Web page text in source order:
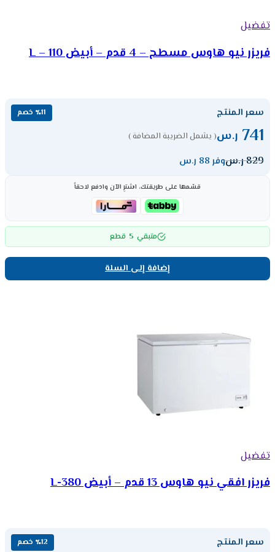
تفضيل
فريزر نيو هاوس مسطح – 4 قدم – أبيض 110 – L
سعر المنتج ٪11 خصم
741 ر.س( يشمل الضريبة المضافة )
829ر.سوفر 88 ر.س
قسّمها على طريقتك، اشترِ الآن وادفع لاحقاً
متبقي 5 قطع
إضافة إلى السلة
تفضيل
فريزر افقي نيو هاوس 13 قدم – أبيض 380-L
سعر المنتج ٪12 خصم